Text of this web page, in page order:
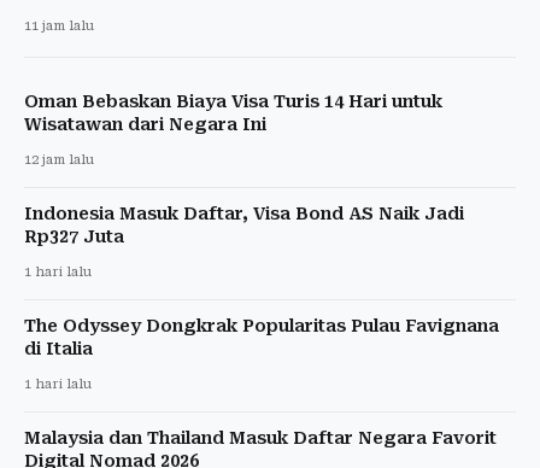
11 jam lalu
Oman Bebaskan Biaya Visa Turis 14 Hari untuk
Wisatawan dari Negara Ini
12 jam lalu
Indonesia Masuk Daftar, Visa Bond AS Naik Jadi
Rp327 Juta
1 hari lalu
The Odyssey Dongkrak Popularitas Pulau Favignana
di Italia
1 hari lalu
Malaysia dan Thailand Masuk Daftar Negara Favorit
Digital Nomad 2026